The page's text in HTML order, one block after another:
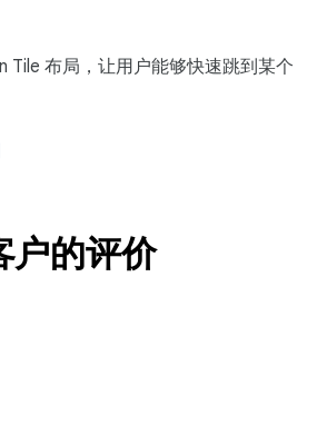
Tile 布局，让用户能够快速跳到某个
户的评价